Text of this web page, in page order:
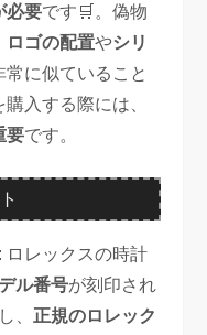
必要です🛒。偽物
ロゴの配置やシリ
に似ていること
入する際には、
要です。
: ロレックスの時計
ル番号が刻印され
、 正規のロレック